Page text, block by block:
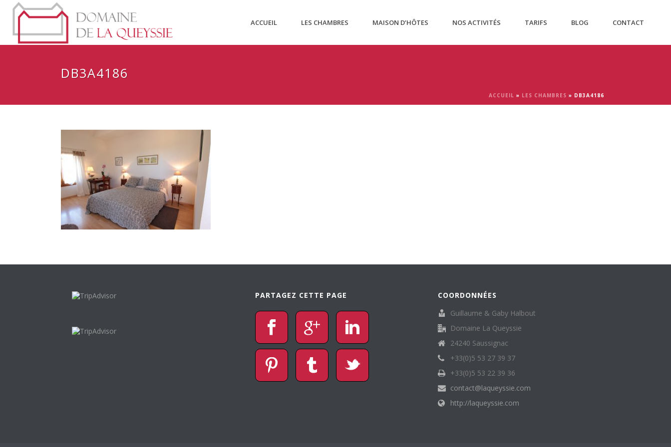
ACCUEIL LES CHAMBRES MAISON D’HÔTES NOS ACTIVITÉS TARIFS BLOG CONTACT
DB3A4186
ACCUEIL » LES CHAMBRES » DB3A4186
PARTAGEZ CETTE PAGE
COORDONNÉES
Guillaume & Gaby Halbout
Domaine La Queyssie
24240 Saussignac
+33(0)5 53 27 39 37
+33(0)5 53 22 39 36
contact@laqueyssie.com
http://laqueyssie.com